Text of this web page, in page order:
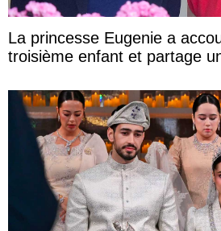
La princesse Eugenie a
troisième enfant et partage